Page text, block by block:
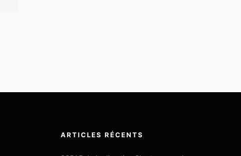
ARTICLES RÉCENTS